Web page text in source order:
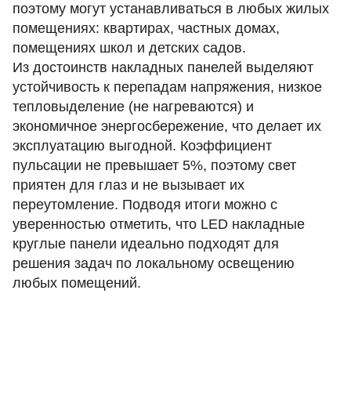
поэтому могут устанавливаться в любых жилых
помещениях: квартирах, частных домах,
помещениях школ и детских садов.
Из достоинств накладных панелей выделяют
устойчивость к перепадам напряжения, низкое
тепловыделение (не нагреваются) и
экономичное энергосбережение, что делает их
эксплуатацию выгодной. Коэффициент
пульсации не превышает 5%, поэтому свет
приятен для глаз и не вызывает их
переутомление. Подводя итоги можно с
уверенностью отметить, что LED накладные
круглые панели идеально подходят для
решения задач по локальному освещению
любых помещений.